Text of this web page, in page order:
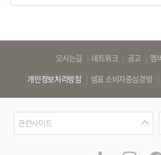
오시는길 네트워크 공고 멤
개인정보처리방침
샘표 소비자중심경영
관
련
관련사이트